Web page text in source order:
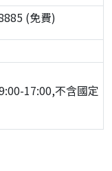
(免費)
17:00,不含國定